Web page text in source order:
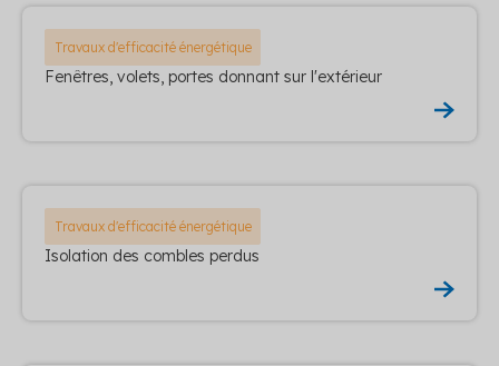
Travaux d'efficacité énergétique
Fenêtres, volets, portes donnant sur l'extérieur
Travaux d'efficacité énergétique
Isolation des combles perdus